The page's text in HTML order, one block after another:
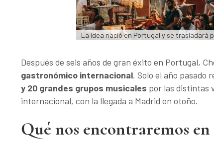
La idea nació en Portugal y se trasladará
Después de seis años de gran éxito en Portugal,
gastronómico internacional. Solo el año pasado
y 20 grandes grupos musicales por las distintas
internacional, con la llegada a Madrid en otoño.
Qué nos encontraremos